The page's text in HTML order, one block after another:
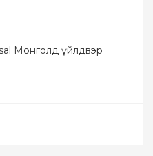
Монголд үйлдвэр